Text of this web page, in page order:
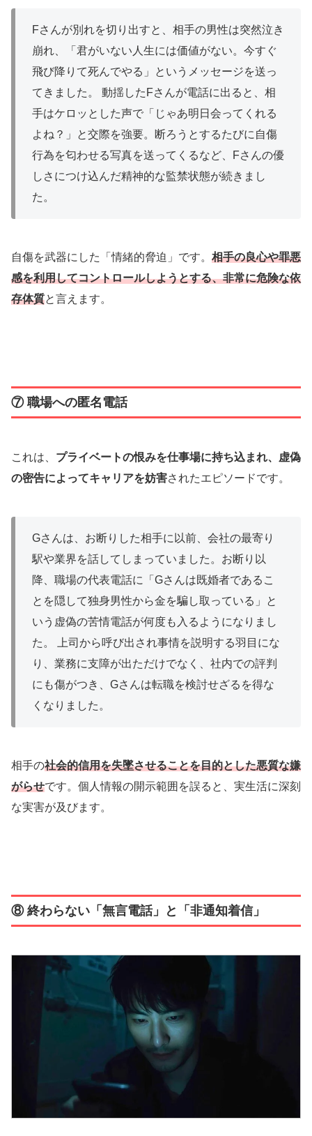
Fさんが別れを切り出すと、相手の男性は突然泣き
崩れ、「君がいない人生には価値がない。今すぐ
飛び降りて死んでやる」というメッセージを送っ
てきました。 動揺したFさんが電話に出ると、相
手はケロッとした声で「じゃあ明日会ってくれる
よね？」と交際を強要。断ろうとするたびに自傷
行為を匂わせる写真を送ってくるなど、Fさんの優
しさにつけ込んだ精神的な監禁状態が続きまし
た。
自傷を武器にした「情緒的脅迫」です。 相手の良心や罪悪
感を利用してコントロールしようとする、非常に危険な依
存体質と言えます。
⑦ 職場への匿名電話
これは、 プライベートの恨みを仕事場に持ち込まれ、虚偽
の密告によってキャリアを妨害されたエピソードです。
Gさんは、お断りした相手に以前、会社の最寄り
駅や業界を話してしまっていました。お断り以
降、職場の代表電話に「Gさんは既婚者であるこ
とを隠して独身男性から金を騙し取っている」と
いう虚偽の苦情電話が何度も入るようになりまし
た。 上司から呼び出され事情を説明する羽目にな
り、業務に支障が出ただけでなく、社内での評判
にも傷がつき、Gさんは転職を検討せざるを得な
くなりました。
相手の社会的信用を失墜させることを目的とした悪質な嫌
がらせです。個人情報の開示範囲を誤ると、実生活に深刻
な実害が及びます。
⑧ 終わらない「無言電話」と「非通知着信」